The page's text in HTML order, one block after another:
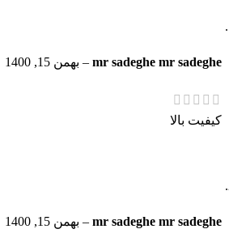
mr sadeghe mr sadeghe
– بهمن 15, 1400
کیفیت بالا
mr sadeghe mr sadeghe
– بهمن 15, 1400